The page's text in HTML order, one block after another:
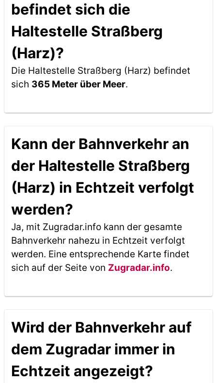
befindet sich die
Haltestelle Straßberg
(Harz)?
Die Haltestelle Straßberg (Harz) befindet
sich 365 Meter über Meer.
Kann der Bahnverkehr an
der Haltestelle Straßberg
(Harz) in Echtzeit verfolgt
werden?
Ja, mit Zugradar.info kann der gesamte
Bahnverkehr nahezu in Echtzeit verfolgt
werden. Eine entsprechende Karte findet
sich auf der Seite von Zugradar.info.
Wird der Bahnverkehr auf
dem Zugradar immer in
Echtzeit angezeigt?